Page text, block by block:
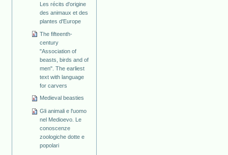
Les récits d'origine
des animaux et des
plantes d'Europe
The fifteenth-
century
"Association of
beasts, birds and of
men". The earliest
text with language
for carvers
Medieval beasties
Gli animali e l'uomo
nel Medioevo. Le
conoscenze
zoologiche dotte e
popolari